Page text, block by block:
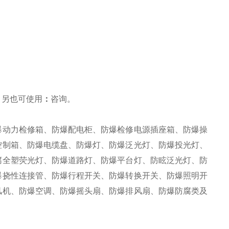
也可使用 ： 咨询。
力检修箱、防爆配电柜、防爆检修电源插座箱、防爆操
箱、防爆电缆盘、防爆灯、防爆泛光灯、防爆投光灯、
塑荧光灯、防爆道路灯、防爆平台灯、防眩泛光灯、防
性连接管、防爆行程开关、防爆转换开关、防爆照明开
、防爆空调、防爆摇头扇、防爆排风扇、防爆防腐类及